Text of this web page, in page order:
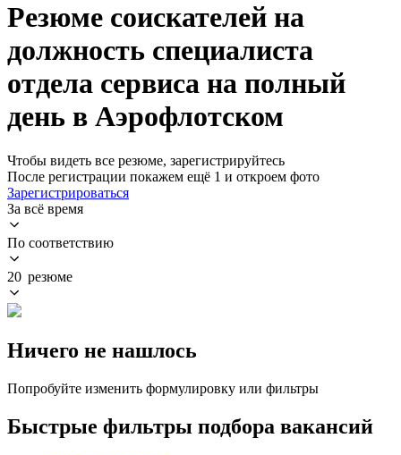
Резюме соискателей на
должность специалиста
отдела сервиса на полный
день в Аэрофлотском
Чтобы видеть все резюме, зарегистрируйтесь
После регистрации покажем ещё 1 и откроем фото
Зарегистрироваться
За всё время
По соответствию
20 резюме
Ничего не нашлось
Попробуйте изменить формулировку или фильтры
Быстрые фильтры подбора вакансий